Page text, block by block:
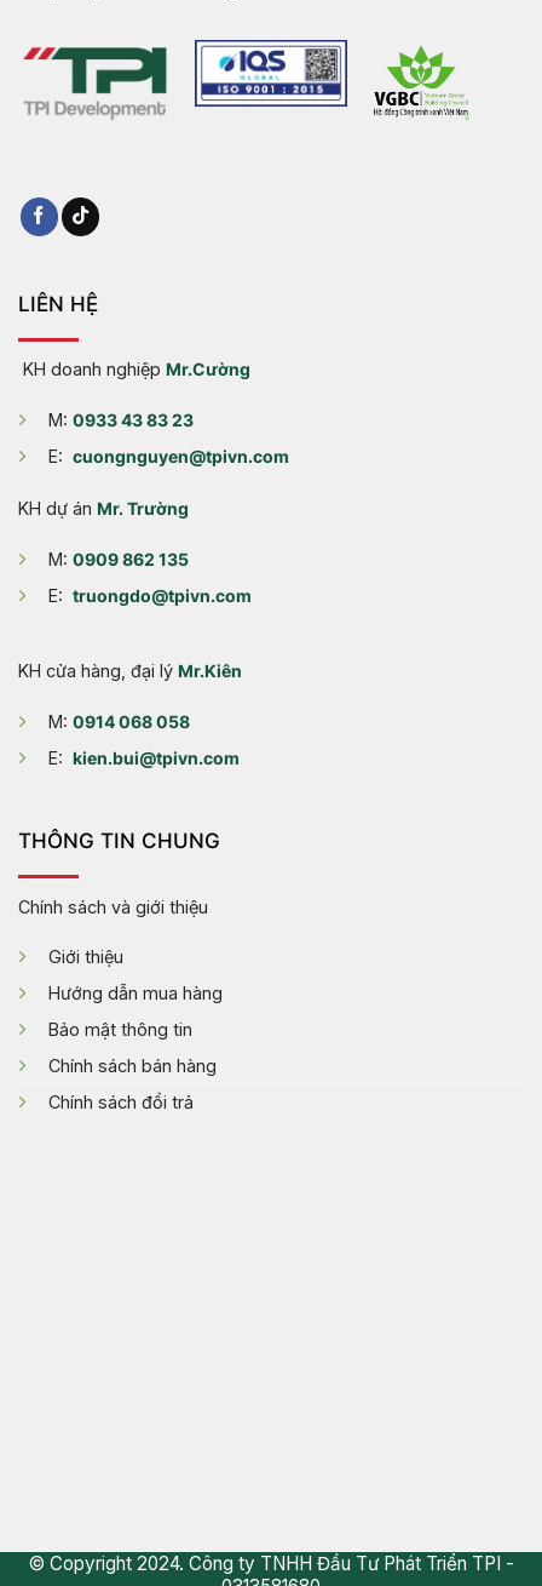
LIÊN HỆ
KH doanh nghiệp Mr.Cường
M: 0933 43 83 23
E: cuongnguyen@tpivn.com
KH dự án Mr. Trường
M: 0909 862 135
E: truongdo@tpivn.com
KH cửa hàng, đại lý Mr.Kiên
M: 0914 068 058
E: kien.bui@tpivn.com
THÔNG TIN CHUNG
Chính sách và giới thiệu
Giới thiệu
Hướng dẫn mua hàng
Bảo mật thông tin
Chính sách bán hàng
Chính sách đổi trả
© Copyright 2024. Công ty TNHH Đầu Tư Phát Triển TPI -